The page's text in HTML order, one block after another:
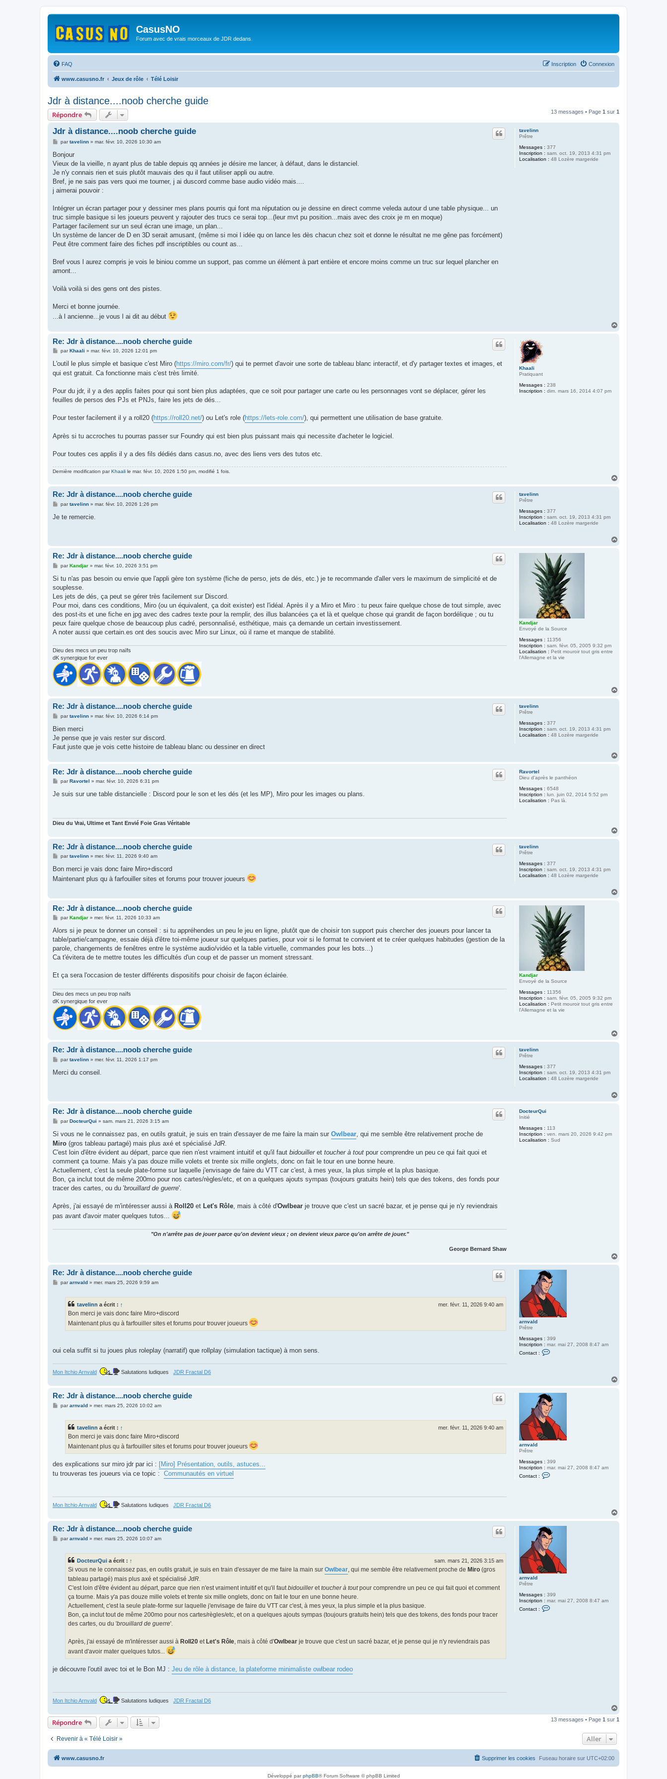
CasusNO
Forum avec de vrais morceaux de JDR dedans.
FAQ Connexion
Inscription
www.casusno.fr Jeux de rôle Télé Loisir
Jdr à distance....noob cherche guide
Répondre 13 messages • Page 1 sur 1
tavelinn
Prêtre
Messages : 377
Inscription : sam. oct. 19, 2013 4:31 pm
Localisation : 48 Lozère margeride
Jdr à distance....noob cherche guide
M
s
a
g
partavelinn» mar. févr. 10, 2026 10:30 am
Bonjour
Vieux de la vieille, n ayant plus de table depuis qq années je désire me lancer, à défaut, dans le distanciel.
Je n'y connais rien et suis plutôt mauvais des qu il faut utiliser appli ou autre.
Bref, je ne sais pas vers quoi me tourner, j ai duscord comme base audio vidéo mais....
j aimerai pouvoir :
Intégrer un écran partager pour y dessiner mes plans pourris qui font ma réputation ou je dessine en direct comme veleda autour d une table physique... un
truc simple basique si les joueurs peuvent y rajouter des trucs ce serai top...(leur mvt pu position...mais avec des croix je m en moque)
Partager facilement sur un seul écran une image, un plan...
Un système de lancer de D en 3D serait amusant, (même si moi l idée qu on lance les dès chacun chez soit et donne le résultat ne me gêne pas forcément)
Peut être comment faire des fiches pdf inscriptibles ou count as...
Bref vous l aurez compris je vois le biniou comme un support, pas comme un élément à part entière et encore moins comme un truc sur lequel plancher en
amont...
Voilà voilà si des gens ont des pistes.
Merci et bonne journée.
...à l ancienne...je vous l ai dit au début
Khaali
Pratiquant
Messages : 238
Inscription : dim. mars 16, 2014 4:07 pm
Re: Jdr à distance....noob cherche guide
M
s
a
parKhaali » mar. févr. 10, 2026 12:01 pm
L'outil le plus simple et basique c'est Miro (https://miro.com/fr/) qui te permet d'avoir une sorte de tableau blanc interactif, et d'y partager textes et images, et
qui est gratuit. Ca fonctionne mais c'est très limité.
Pour du jdr, il y a des applis faites pour qui sont bien plus adaptées, que ce soit pour partager une carte ou les personnages vont se déplacer, gérer les
feuilles de persos des PJs et PNJs, faire les jets de dés...
Pour tester facilement il y a roll20 (https://roll20.net/) ou Let's role (https://lets-role.com/), qui permettent une utilisation de base gratuite.
Après si tu accroches tu pourras passer sur Foundry qui est bien plus puissant mais qui necessite d'acheter le logiciel.
Pour toutes ces applis il y a des fils dédiés dans casus.no, avec des liens vers des tutos etc.
Dernière modification parKhaali le mar. févr. 10, 2026 1:50 pm, modifié 1 fois.
tavelinn
Prêtre
Messages : 377
Inscription : sam. oct. 19, 2013 4:31 pm
Localisation : 48 Lozère margeride
Re: Jdr à distance....noob cherche guide
M
s
partavelinn» mar. févr. 10, 2026 1:26 pm
Je te remercie.
Kandjar
Envoyé de la Source
Messages : 11356
Inscription : sam. févr. 05, 2005 9:32 pm
Localisation : Petit mouroir tout gris entre
l'Allemagne et la vie
Re: Jdr à distance....noob cherche guide
M
s
a
g
parKandjar» mar. févr. 10, 2026 3:51 pm
Si tu n'as pas besoin ou envie que l'appli gère ton système (fiche de perso, jets de dés, etc.) je te recommande d'aller vers le maximum de simplicité et de
souplesse.
Les jets de dés, ça peut se gérer très facilement sur Discord.
Pour moi, dans ces conditions, Miro (ou un équivalent, ça doit exister) est l'idéal. Après il y a Miro et Miro : tu peux faire quelque chose de tout simple, avec
des post-its et une fiche en jpg avec des cadres texte pour la remplir, des illus balancées ça et là et quelque chose qui grandit de façon bordélique ; ou tu
peux faire quelque chose de beaucoup plus cadré, personnalisé, esthétique, mais ça demande un certain investissement.
A noter aussi que certain.es ont des soucis avec Miro sur Linux, où il rame et manque de stabilité.
Dieu des mecs un peu trop naïfs
dK synergique for ever
tavelinn
Prêtre
Messages : 377
Inscription : sam. oct. 19, 2013 4:31 pm
Localisation : 48 Lozère margeride
Re: Jdr à distance....noob cherche guide
M
s
a
g
partavelinn» mar. févr. 10, 2026 6:14 pm
Bien merci
Je pense que je vais rester sur discord.
Faut juste que je vois cette histoire de tableau blanc ou dessiner en direct
Ravortel
Dieu d'après le panthéon
Messages : 6548
Inscription : lun. juin 02, 2014 5:52 pm
Localisation : Pas là.
Re: Jdr à distance....noob cherche guide
M
s
parRavortel » mar. févr. 10, 2026 6:31 pm
Je suis sur une table distancielle : Discord pour le son et les dés (et les MP), Miro pour les images ou plans.
Dieu du Vrai, Ultime et Tant Envié Foie Gras Véritable
tavelinn
Prêtre
Messages : 377
Inscription : sam. oct. 19, 2013 4:31 pm
Localisation : 48 Lozère margeride
Re: Jdr à distance....noob cherche guide
M
s
a
partavelinn» mer. févr. 11, 2026 9:40 am
Bon merci je vais donc faire Miro+discord
Maintenant plus qu à farfouiller sites et forums pour trouver joueurs
Kandjar
Envoyé de la Source
Messages : 11356
Inscription : sam. févr. 05, 2005 9:32 pm
Localisation : Petit mouroir tout gris entre
l'Allemagne et la vie
Re: Jdr à distance....noob cherche guide
M
s
a
g
par Kandjar» mer. févr. 11, 2026 10:33 am
Alors si je peux te donner un conseil : si tu appréhendes un peu le jeu en ligne, plutôt que de choisir ton support puis chercher des joueurs pour lancer ta
table/partie/campagne, essaie déjà d'être toi-même joueur sur quelques parties, pour voir si le format te convient et te créer quelques habitudes (gestion de la
parole, changements de fenêtres entre le système audio/vidéo et la table virtuelle, commandes pour les bots...)
Ca t'évitera de te mettre toutes les difficultés d'un coup et de passer un moment stressant.
Et ça sera l'occasion de tester différents dispositifs pour choisir de façon éclairée.
Dieu des mecs un peu trop naïfs
dK synergique for ever
tavelinn
Prêtre
Messages : 377
Inscription : sam. oct. 19, 2013 4:31 pm
Localisation : 48 Lozère margeride
Re: Jdr à distance....noob cherche guide
M
s
partavelinn» mer. févr. 11, 2026 1:17 pm
Merci du conseil.
DocteurQui
Initié
Messages : 113
Inscription : ven. mars 20, 2026 9:42 pm
Localisation : Sud
Re: Jdr à distance....noob cherche guide
M
s
a
g
e
parDocteurQui » sam. mars 21, 2026 3:15 am
Si vous ne le connaissez pas, en outils gratuit, je suis en train d'essayer de me faire la main sur Owlbear , qui me semble être relativement proche de
Miro (gros tableau partagé) mais plus axé et spécialisé JdR
C'est loin d'être évident au départ, parce que rien n'est vraiment intuitif et qu'il faut bidouilleret toucher à tout pour comprendre un peu ce qui fait quoi et
comment ça tourne. Mais y'a pas douze mille volets et trente six mille onglets, donc on fait le tour en une bonne heure.
Actuellement, c'est la seule plate-forme sur laquelle j'envisage de faire du VTT car c'est, à mes yeux, la plus simple et la plus basique.
Bon, ça inclut tout de même 200mo pour nos cartes/règles/etc, et on a quelques ajouts sympas (toujours gratuits hein) tels que des tokens, des fonds pour
tracer des cartes, ou du 'brouillard de guerre'.
Après, j'ai essayé de m'intéresser aussi à Roll20 et Let's Rôle , mais à côté d'Owlbear je trouve que c'est un sacré bazar, et je pense qui je n'y reviendrais
pas avant d'avoir mater quelques tutos...
"On n'arrête pas de jouer parce qu'on devient vieux ; on devient vieux parce qu'on arrête de jouer."
George Bernard Shaw
arnvald
Prêtre
Messages : 399
Inscription : mar. mai 27, 2008 8:47 am
Contact :
t
e
r
a
r
v
a
d
Re: Jdr à distance....noob cherche guide
Mpararnvald» mer. mars 25, 2026 9:59 am
tavelinn a écrit : ↑ mer. févr. 11, 2026 9:40 am
Bon merci je vais donc faire Miro+discord
Maintenant plus qu à farfouiller sites et forums pour trouver joueurs
oui cela suffit si tu joues plus roleplay (narratif) que rollplay (simulation tactique) à mon sens.
Mon Itchio Arnvald Salutations ludiques JDR Fractal D6
arnvald
Prêtre
Messages : 399
Inscription : mar. mai 27, 2008 8:47 am
Contact :
r
a
r
n
v
a
l
d
Re: Jdr à distance....noob cherche guide
Mpararnvald» mer. mars 25, 2026 10:02 am
tavelinn a écrit : ↑ mer. févr. 11, 2026 9:40 am
Bon merci je vais donc faire Miro+discord
Maintenant plus qu à farfouiller sites et forums pour trouver joueurs
des explications sur miro jdr par ici : [Miro] Présentation, outils, astuces...
tu trouveras tes joueurs via ce topic : Communautés en virtuel
Mon Itchio Arnvald Salutations ludiques JDR Fractal D6
arnvald
Prêtre
Messages : 399
Inscription : mar. mai 27, 2008 8:47 am
Contact :
Re: Jdr à distance....noob cherche guide
Mpararnvald» mer. mars 25, 2026 10:07 am
DocteurQui a écrit : ↑ sam. mars 21, 2026 3:15 am
Si vous ne le connaissez pas, en outils gratuit, je suis en train d'essayer de me faire la main sur Owlbear, qui me semble être relativement proche de Miro (gros
tableau partagé) mais plus axé et spécialisé JdR.
C'est loin d'être évident au départ, parce que rien n'est vraiment intuitif et qu'il fautbidouillerettoucher à toutpour comprendre un peu ce qui fait quoi et comment
ça tourne. Mais y'a pas douze mille volets et trente six mille onglets, donc on fait le tour en une bonne heure.
Actuellement, c'est la seule plate-forme sur laquelle j'envisage de faire du VTT car c'est, à mes yeux, la plus simple et la plus basique.
Bon, ça inclut tout de même 200mo pour nos cartes/règles/etc, et on a quelques ajouts sympas (toujours gratuits hein) tels que des tokens, des fonds pour tracer
des cartes, ou du 'brouillard de guerre'.
Après, j'ai essayé de m'intéresser aussi à Roll20 et Let's Rôle, mais à côté d'Owlbear je trouve que c'est un sacré bazar, et je pense qui je n'y reviendrais pas
avant d'avoir mater quelques tutos...
je découvre l'outil avec toi et le Bon MJ : Jeu de rôle à distance, la plateforme minimaliste owlbear rodeo
Mon Itchio Arnvald Salutations ludiques JDR Fractal D6
u
Répondre 13 messages • Page 1 sur 1
Revenir à « Télé Loisir » Aller
www.casusno.fr Fuseau horaire sur UTC+02:00
Supprimer les cookies
Développé parphpBB® Forum Software © phpBB Limited